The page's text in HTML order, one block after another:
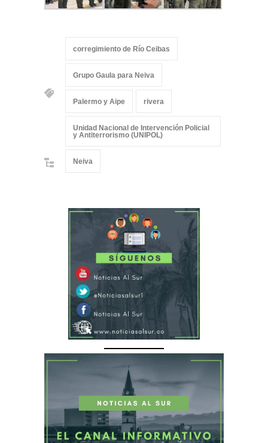
corregimiento de Río Ceibas
Grupo Gaula para Neiva
Palermo y Aipe rivera
Unidad Nacional de Intervención Policial
y Antiterrorismo (UNIPOL)
Neiva